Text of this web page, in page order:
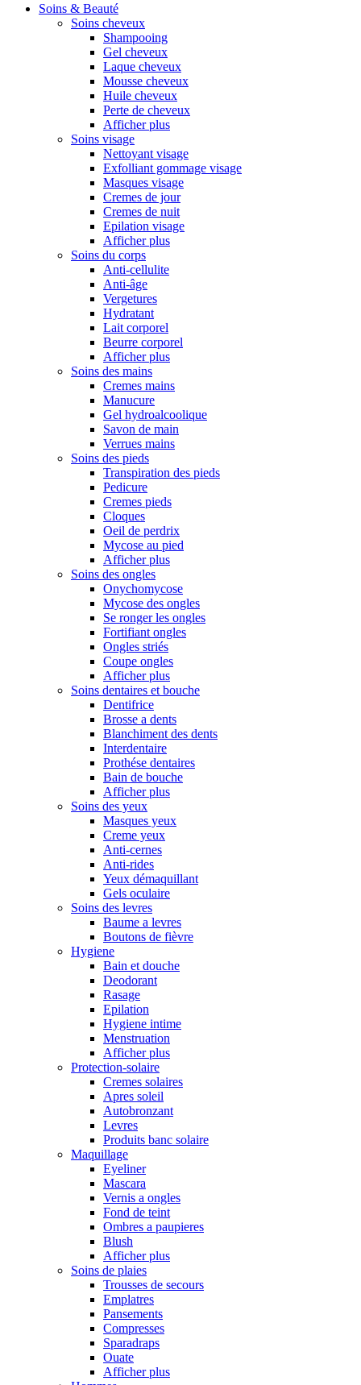
Soins & Beauté
Soins cheveux
Shampooing
Gel cheveux
Laque cheveux
Mousse cheveux
Huile cheveux
Perte de cheveux
Afficher plus
Soins visage
Nettoyant visage
Exfolliant gommage visage
Masques visage
Cremes de jour
Cremes de nuit
Epilation visage
Afficher plus
Soins du corps
Anti-cellulite
Anti-âge
Vergetures
Hydratant
Lait corporel
Beurre corporel
Afficher plus
Soins des mains
Cremes mains
Manucure
Gel hydroalcoolique
Savon de main
Verrues mains
Soins des pieds
Transpiration des pieds
Pedicure
Cremes pieds
Cloques
Oeil de perdrix
Mycose au pied
Afficher plus
Soins des ongles
Onychomycose
Mycose des ongles
Se ronger les ongles
Fortifiant ongles
Ongles striés
Coupe ongles
Afficher plus
Soins dentaires et bouche
Dentifrice
Brosse a dents
Blanchiment des dents
Interdentaire
Prothése dentaires
Bain de bouche
Afficher plus
Soins des yeux
Masques yeux
Creme yeux
Anti-cernes
Anti-rides
Yeux démaquillant
Gels oculaire
Soins des levres
Baume a levres
Boutons de fièvre
Hygiene
Bain et douche
Deodorant
Rasage
Epilation
Hygiene intime
Menstruation
Afficher plus
Protection-solaire
Cremes solaires
Apres soleil
Autobronzant
Levres
Produits banc solaire
Maquillage
Eyeliner
Mascara
Vernis a ongles
Fond de teint
Ombres a paupieres
Blush
Afficher plus
Soins de plaies
Trousses de secours
Emplatres
Pansements
Compresses
Sparadraps
Ouate
Afficher plus